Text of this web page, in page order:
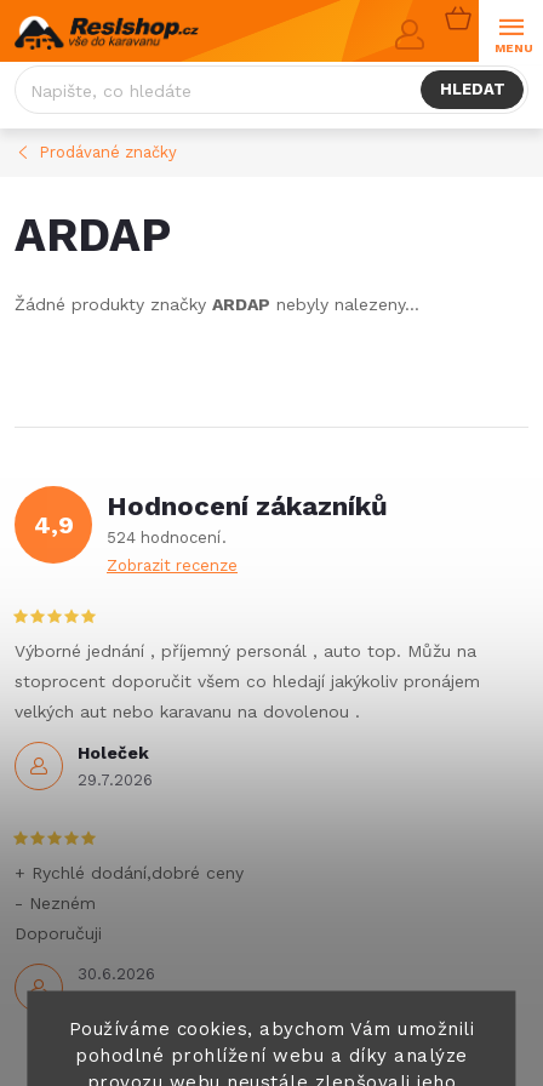
Používáme cookies, abychom Vám umožnili
pohodlné prohlížení webu a díky analýze
provozu webu neustále zlepšovali jeho
Přejít
na
obsah
HLEDAT
NÁKUPNÍ
KOŠÍK
Prodávané značky
ARDAP
Žádné produkty značky ARDAP nebyly nalezeny...
4,9
Hodnocení zákazníků
524 hodnocení
Zobrazit recenze
Holeček
29.7.2026
Výborné jednání , příjemný personál , auto top. Můžu na
stoprocent doporučit všem co hledají jakýkoliv pronájem
velkých aut nebo karavanu na dovolenou .
30.6.2026
+ Rychlé dodání,dobré ceny
- Nezném
Doporučuji